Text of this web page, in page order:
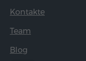
Kontakte
Team
Blog